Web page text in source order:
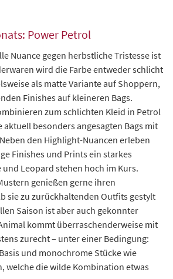
Power Petrol
Nuance gegen herbstliche Tristesse ist
wird die Farbe entweder schlicht
als matte Variante auf Shoppern,
Finishes auf kleineren Bags.
zum schlichten Kleid in Petrol
besonders angesagten Bags mit
den Highlight-Nuancen erleben
Finishes und Prints ein starkes
und Leopard stehen hoch im Kurs.
genießen gerne ihren
sie zu zurückhaltenden Outfits gestylt
Saison ist aber auch gekonnter
kommt überraschenderweise mit
zurecht – unter einer Bedingung:
und monochrome Stücke wie
welche die wilde Kombination etwas